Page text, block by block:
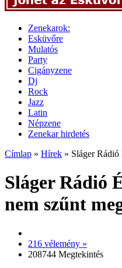
Zenekarok:
Esküvőre
Mulatós
Party
Cigányzene
Dj
Rock
Jazz
Latin
Népzene
Zenekar hirdetés
Címlap » Hírek » Sláger
Sláger Rádió
nem szűnt
216 vélemény »
208744 Megtekintés